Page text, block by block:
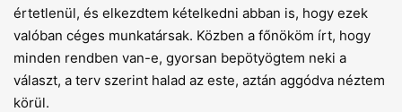
értetlenül, és elkezdtem kételkedni abban is, hogy ezek
valóban céges munkatársak. Közben a főnököm írt, hogy
minden rendben van-e, gyorsan bepötyögtem neki a
választ, a terv szerint halad az este, aztán aggódva néztem
körül.